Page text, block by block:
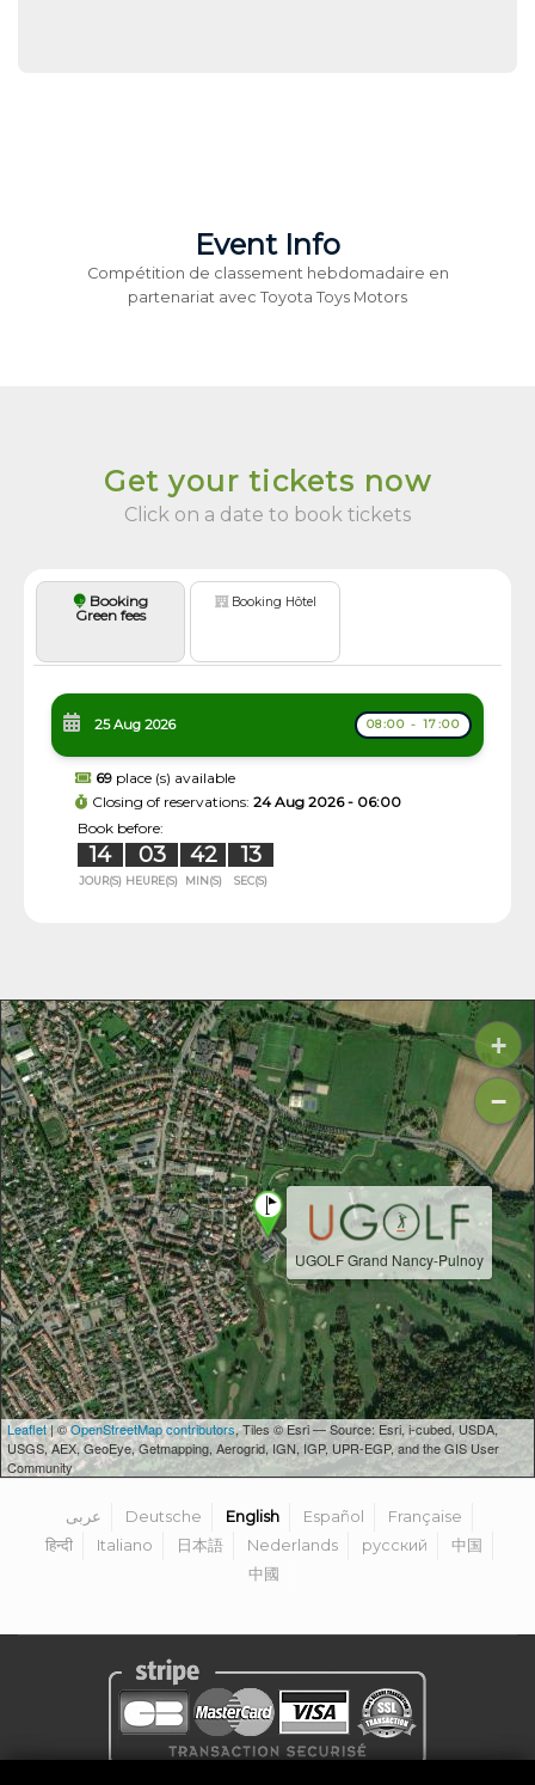
Event Info
Compétition de classement hebdomadaire en
partenariat avec Toyota Toys Motors
Get your tickets now
Click on a date to book tickets
Booking
Green fees
Booking Hôtel
25 Aug 2026 08:00 - 17:00
69 place (s) available
Closing of reservations: 24 Aug 2026 - 06:00
Book before:
14 03 42 12
JOUR(S) HEURE(S) MIN(S) SEC(S)
UGOLF Grand Nancy-Pulnoy
+
−
Leaflet| ©OpenStreetMap contributors, Tiles © Esri — Source: Esri, i-cubed, USDA,
USGS, AEX, GeoEye, Getmapping, Aerogrid, IGN, IGP, UPR-EGP, and the GIS User
Community
عربى Deutsche English Español
Française
हिन्दी
Italiano 日本語 Nederlands русский
中国
中國